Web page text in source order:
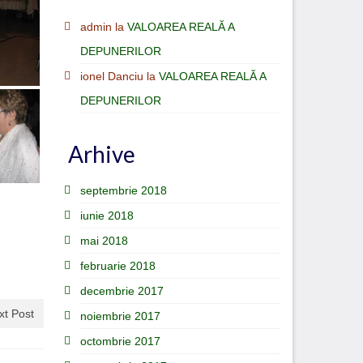
Post
admin la VALOAREA REALĂ A
DEPUNERILOR
ionel Danciu la VALOAREA REALĂ A
DEPUNERILOR
Arhive
septembrie 2018
iunie 2018
mai 2018
februarie 2018
decembrie 2017
noiembrie 2017
octombrie 2017